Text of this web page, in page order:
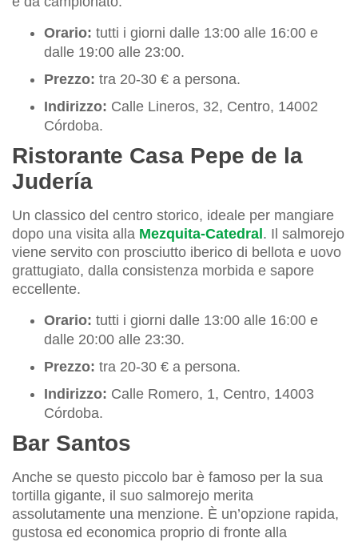
Orario: tutti i giorni dalle 13:00 alle 16:00 e
dalle 19:00 alle 23:00.
Prezzo: tra 20-30 € a persona.
Indirizzo: Calle Lineros, 32, Centro, 14002
Córdoba.
Ristorante Casa Pepe de la
Judería
Un classico del centro storico, ideale per mangiare
dopo una visita alla Mezquita-Catedral . Il salmorejo
viene servito con prosciutto iberico di bellota e uovo
grattugiato, dalla consistenza morbida e sapore
eccellente.
Orario: tutti i giorni dalle 13:00 alle 16:00 e
dalle 20:00 alle 23:30.
Prezzo: tra 20-30 € a persona.
Indirizzo: Calle Romero, 1, Centro, 14003
Córdoba.
Bar Santos
Anche se questo piccolo bar è famoso per la sua
tortilla gigante, il suo salmorejo merita
assolutamente una menzione. È un’opzione rapida,
gustosa ed economica proprio di fronte alla